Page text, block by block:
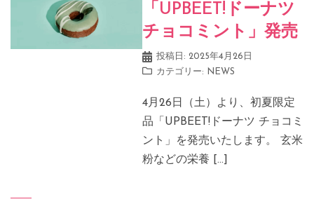
「UPBEET!ドーナツ
チョコミント」発売
投稿日: 2025年4月26日
カテゴリー:
NEWS
4月26日（土）より、初夏限定
品「UPBEET!ドーナツ チョコミ
ント」を発売いたします。 ​玄米
粉などの栄養 […]